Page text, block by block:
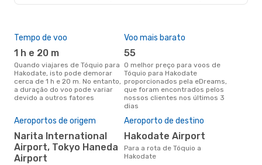
Tempo de voo
1 h e 20 m
Quando viajares de Tóquio para
Hakodate, isto pode demorar
cerca de 1 h e 20 m. No entanto,
a duração do voo pode variar
devido a outros fatores
Voo mais barato
55
O melhor preço para voos de
Tóquio para Hakodate
proporcionados pela eDreams,
que foram encontrados pelos
nossos clientes nos últimos 3
dias
Aeroportos de origem
Narita International
Airport, Tokyo Haneda
Airport
Aeroporto de destino
Hakodate Airport
Para a rota de Tóquio a
Hakodate